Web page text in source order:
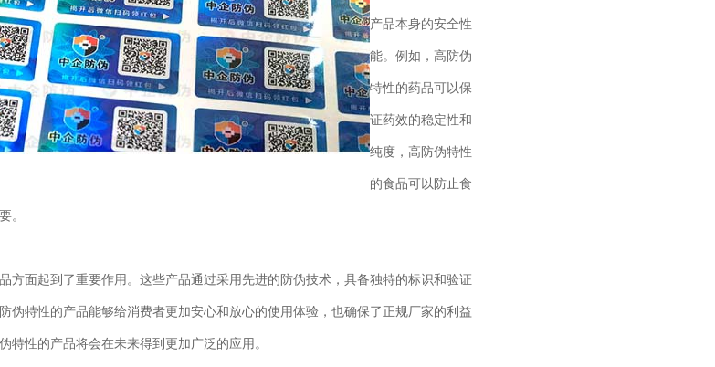
产品本身的安全性
能。例如，高防伪
特性的药品可以保
证药效的稳定性和
纯度，高防伪特性
的食品可以防止食
。
方面起到了重要作用。这些产品通过采用先进的防伪技术，具备独特的标识和验证
伪特性的产品能够给消费者更加安心和放心的使用体验，也确保了正规厂家的利益
特性的产品将会在未来得到更加广泛的应用。